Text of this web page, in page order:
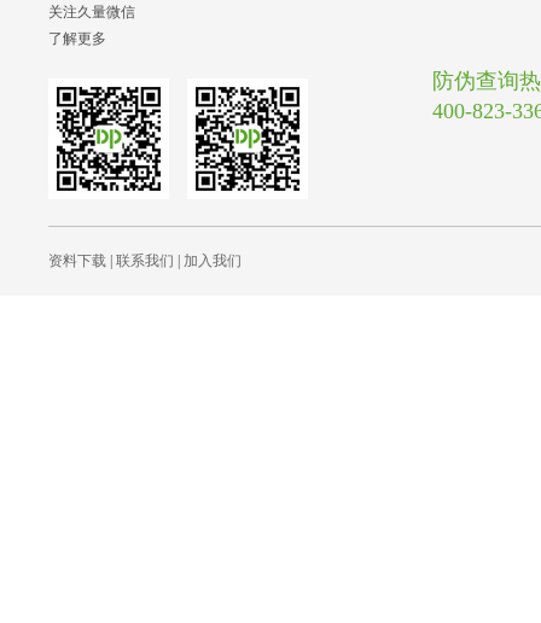
关注久量微信
了解更多
防伪查询
400-823-
资料下载 联系我们 加入我们